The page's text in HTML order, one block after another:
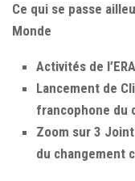
Ce qui se passe
Monde
Activités de
Lancement de
francophone du
Zoom sur 3
du changement